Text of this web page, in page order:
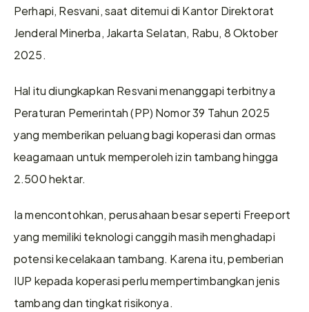
Perhapi, Resvani, saat ditemui di Kantor Direktorat
Jenderal Minerba, Jakarta Selatan, Rabu, 8 Oktober
2025.
Hal itu diungkapkan Resvani menanggapi terbitnya
Peraturan Pemerintah (PP) Nomor 39 Tahun 2025
yang memberikan peluang bagi koperasi dan ormas
keagamaan untuk memperoleh izin tambang hingga
2.500 hektar.
Ia mencontohkan, perusahaan besar seperti Freeport
yang memiliki teknologi canggih masih menghadapi
potensi kecelakaan tambang. Karena itu, pemberian
IUP kepada koperasi perlu mempertimbangkan jenis
tambang dan tingkat risikonya.